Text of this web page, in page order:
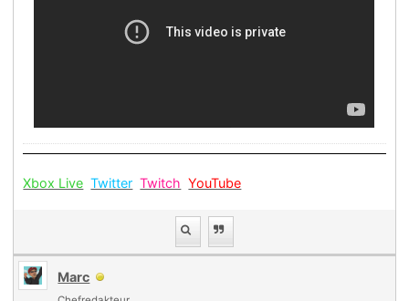
Xbox Live Twitter Twitch YouTube
Marc